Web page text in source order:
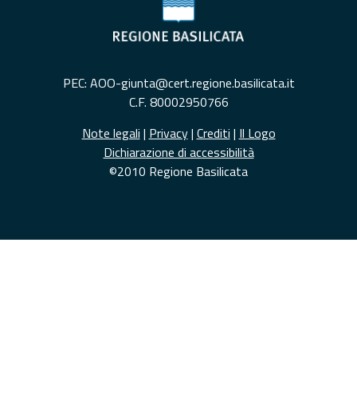
PEC: AOO-giunta@cert.regione.basilicata.it
C.F. 80002950766
Note legali | Privacy| Crediti | Il Logo
Dichiarazione di accessibilità
©2010 Regione Basilicata